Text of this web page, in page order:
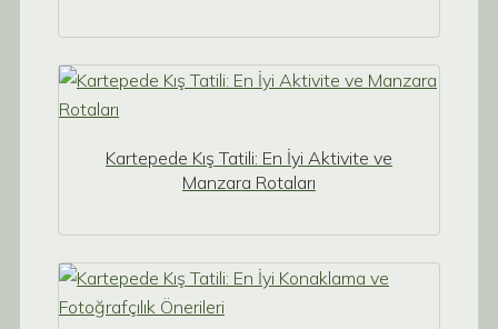
Kartepede Kış Tatili: En İyi Aktivite ve
Manzara Rotaları